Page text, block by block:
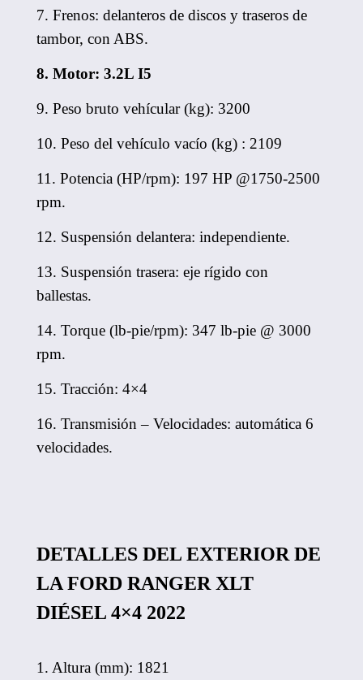
7. Frenos: delanteros de discos y traseros de
tambor, con ABS.
8. Motor: 3.2L I5
9. Peso bruto vehícular (kg): 3200
10. Peso del vehículo vacío (kg) : 2109
11. Potencia (HP/rpm): 197 HP @1750-2500
rpm.
12. Suspensión delantera: independiente.
13. Suspensión trasera: eje rígido con
ballestas.
14. Torque (lb-pie/rpm): 347 lb-pie @ 3000
rpm.
15. Tracción: 4×4
16. Transmisión – Velocidades: automática 6
velocidades.
DETALLES DEL EXTERIOR DE
LA FORD RANGER XLT
DIÉSEL 4×4 2022
1. Altura (mm): 1821